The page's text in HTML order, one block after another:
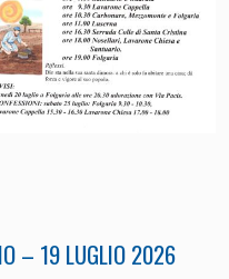
– 19 LUGLIO 2026